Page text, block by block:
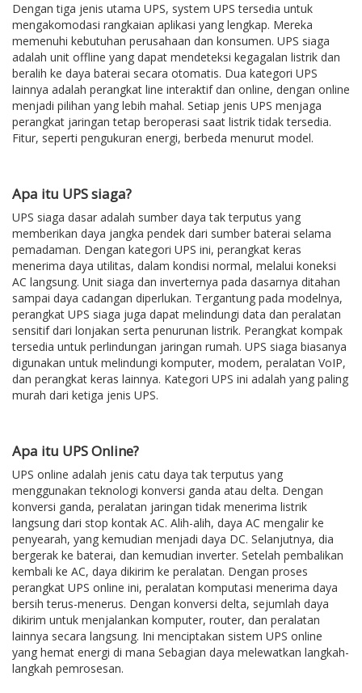
Dengan tiga jenis utama UPS, system UPS tersedia untuk
mengakomodasi rangkaian aplikasi yang lengkap. Mereka
memenuhi kebutuhan perusahaan dan konsumen. UPS siaga
adalah unit offline yang dapat mendeteksi kegagalan listrik dan
beralih ke daya baterai secara otomatis. Dua kategori UPS
lainnya adalah perangkat line interaktif dan online, dengan online
menjadi pilihan yang lebih mahal. Setiap jenis UPS menjaga
perangkat jaringan tetap beroperasi saat listrik tidak tersedia.
Fitur, seperti pengukuran energi, berbeda menurut model.
Apa itu UPS siaga?
UPS siaga dasar adalah sumber daya tak terputus yang
memberikan daya jangka pendek dari sumber baterai selama
pemadaman. Dengan kategori UPS ini, perangkat keras
menerima daya utilitas, dalam kondisi normal, melalui koneksi
AC langsung. Unit siaga dan inverternya pada dasarnya ditahan
sampai daya cadangan diperlukan. Tergantung pada modelnya,
perangkat UPS siaga juga dapat melindungi data dan peralatan
sensitif dari lonjakan serta penurunan listrik. Perangkat kompak
tersedia untuk perlindungan jaringan rumah. UPS siaga biasanya
digunakan untuk melindungi komputer, modem, peralatan VoIP,
dan perangkat keras lainnya. Kategori UPS ini adalah yang paling
murah dari ketiga jenis UPS.
Apa itu UPS Online?
UPS online adalah jenis catu daya tak terputus yang
menggunakan teknologi konversi ganda atau delta. Dengan
konversi ganda, peralatan jaringan tidak menerima listrik
langsung dari stop kontak AC. Alih-alih, daya AC mengalir ke
penyearah, yang kemudian menjadi daya DC. Selanjutnya, dia
bergerak ke baterai, dan kemudian inverter. Setelah pembalikan
kembali ke AC, daya dikirim ke peralatan. Dengan proses
perangkat UPS online ini, peralatan komputasi menerima daya
bersih terus-menerus. Dengan konversi delta, sejumlah daya
dikirim untuk menjalankan komputer, router, dan peralatan
lainnya secara langsung. Ini menciptakan sistem UPS online
yang hemat energi di mana Sebagian daya melewatkan langkah-
langkah pemrosesan.